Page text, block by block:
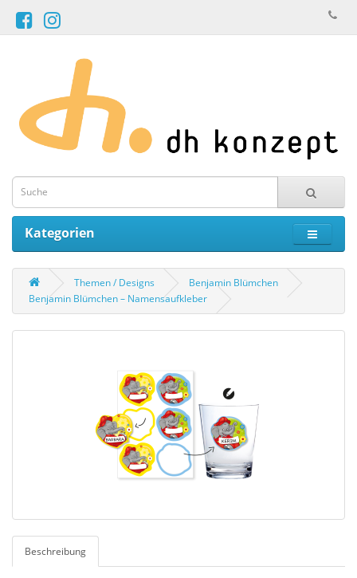
Kategorien
Themen / Designs
Benjamin Blümchen
Benjamin Blümchen – Namensaufkleber
Beschreibung